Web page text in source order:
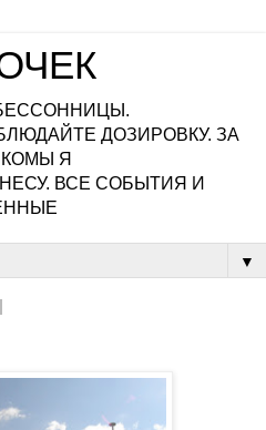
ДОЗИРОВКУ. ЗА
Я
ВСЕ СОБЫТИЯ И
▼